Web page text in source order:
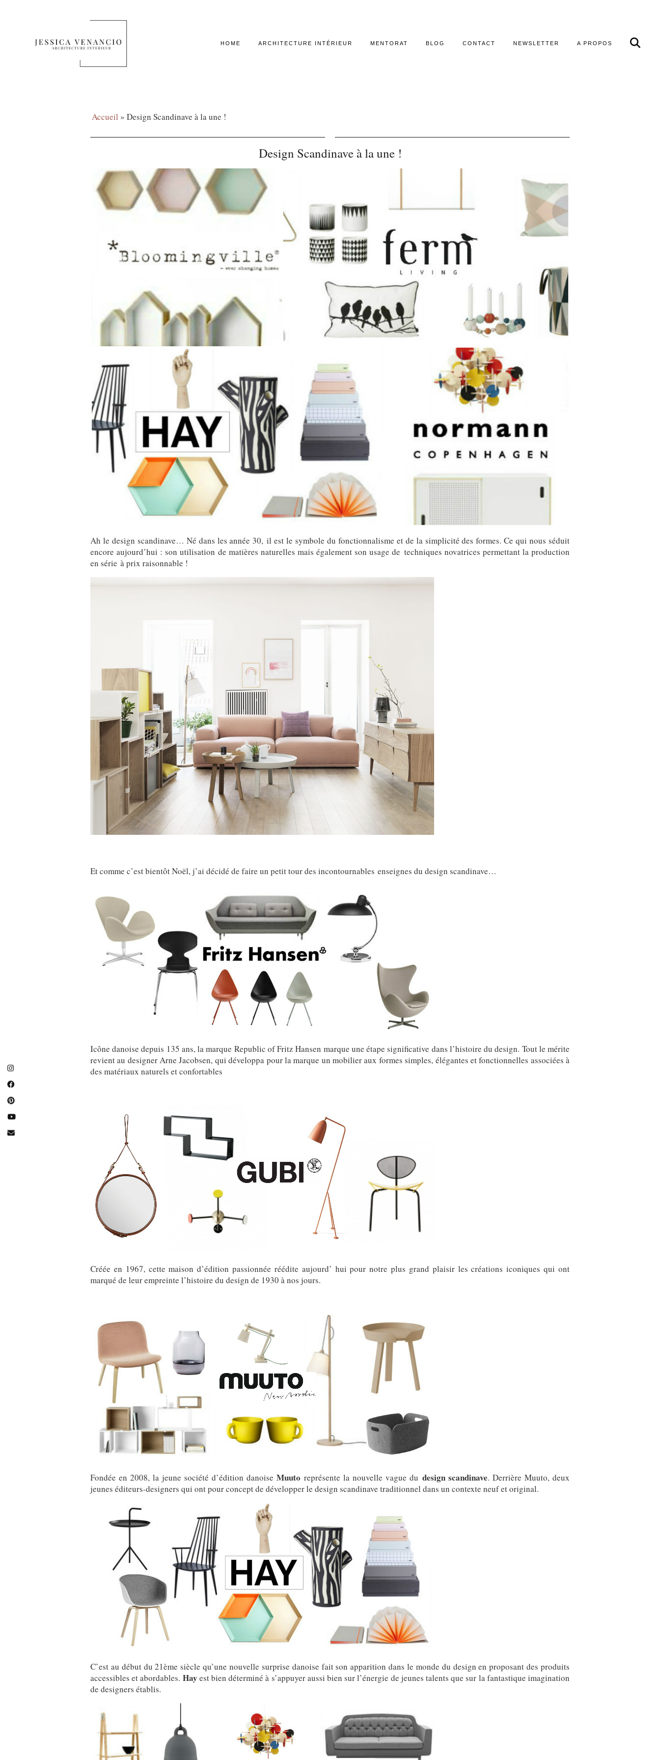
HOME ARCHITECTURE INTÉRIEUR MENTORAT BLOG CONTACT NEWSLETTER A PROPOS
Accueil » Design Scandinave à la une !
Design Scandinave à la une !
Ah le design scandinave… Né dans les année 30, il est le symbole du fonctionnalisme et de la simplicité des formes. Ce qui nous séduit
encore aujourd’hui : son utilisation de matières naturelles mais également son usage de techniques novatrices permettant la production
en série à prix raisonnable !
Et comme c’est bientôt Noël, j’ai décidé de faire un petit tour des incontournables enseignes du design scandinave…
Icône danoise depuis 135 ans, la marque Republic of Fritz Hansen marque une étape significative dans l’histoire du design. Tout le mérite
revient au designer Arne Jacobsen, qui développa pour la marque un mobilier aux formes simples, élégantes et fonctionnelles associées à
des matériaux naturels et confortables
Créée en 1967, cette maison d’édition passionnée réédite aujourd’ hui pour notre plus grand plaisir les créations iconiques qui ont
marqué de leur empreinte l’histoire du design de 1930 à nos jours.
Fondée en 2008, la jeune société d’édition danoiseMuuto représente la nouvelle vague du design scandinave. Derrière Muuto, deux
jeunes éditeurs-designers qui ont pour concept de développer le design scandinave traditionnel dans un contexte neuf et original.
C’est au début du 21ème siècle qu’une nouvelle surprise danoise fait son apparition dans le monde du design en proposant des produits
accessibles et abordables. Hay est bien déterminé à s’appuyer aussi bien sur l’énergie de jeunes talents que sur la fantastique imagination
de designers établis.